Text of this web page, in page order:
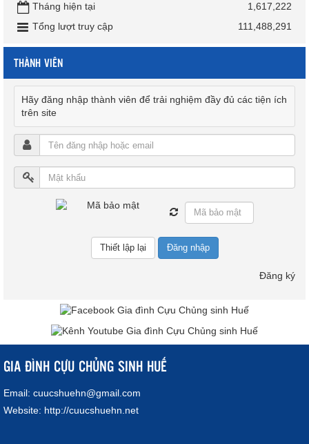
Tháng hiện tại
1,617,222
Tổng lượt truy cập
111,488,291
THÀNH VIÊN
Hãy đăng nhập thành viên để trải nghiệm đầy đủ các tiện ích
trên site
Đăng nhập
Đăng ký
GIA ĐÌNH CỰU CHỦNG SINH HUẾ
Email: cuucshuehn@gmail.com
Website: http://cuucshuehn.net